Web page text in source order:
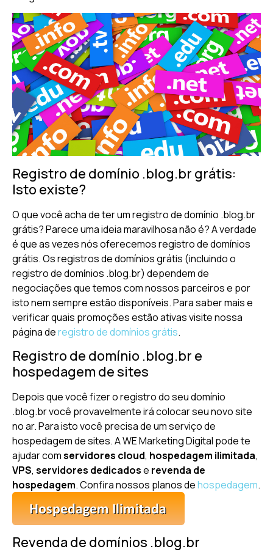
Registro de domínio .blog.br grátis:
Isto existe?
O que você acha de ter um registro de domínio .blog.br
grátis? Parece uma ideia maravilhosa não é? A verdade
é que as vezes nós oferecemos registro de domínios
grátis. Os registros de domínios grátis (incluindo o
registro de domínios .blog.br) dependem de
negociações que temos com nossos parceiros e por
isto nem sempre estão disponíveis. Para saber mais e
verificar quais promoções estão ativas visite nossa
página deregistro de domínios grátis.
Registro de domínio .blog.br e
hospedagem de sites
Depois que você fizer o registro do seu domínio
.blog.br você provavelmente irá colocar seu novo site
no ar. Para isto você precisa de um serviço de
hospedagem de sites. A WE Marketing Digital pode te
ajudar comservidores cloud, hospedagem ilimitada,
VPS, servidores dedicadose revenda de
hospedagem. Confira nossos planos dehospedagem.
Revenda de domínios .blog.br